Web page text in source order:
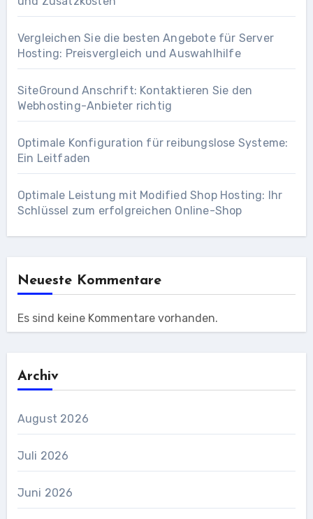
Vergleichen Sie die besten Angebote für Server
Hosting: Preisvergleich und Auswahlhilfe
SiteGround Anschrift: Kontaktieren Sie den
Webhosting-Anbieter richtig
Optimale Konfiguration für reibungslose Systeme:
Ein Leitfaden
Optimale Leistung mit Modified Shop Hosting: Ihr
Schlüssel zum erfolgreichen Online-Shop
Neueste Kommentare
Es sind keine Kommentare vorhanden.
Archiv
August 2026
Juli 2026
Juni 2026